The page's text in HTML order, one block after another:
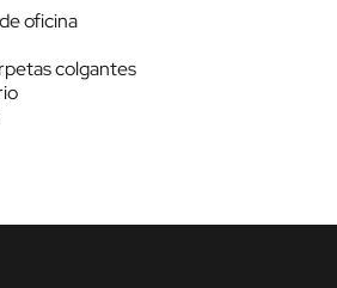
oficina
colgantes